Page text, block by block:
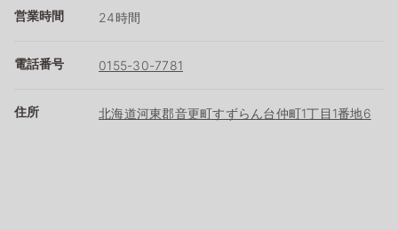
営業時間 24時間
電話番号 0155-30-7781
住所 北海道河東郡音更町すずらん台仲町1丁目1番地6